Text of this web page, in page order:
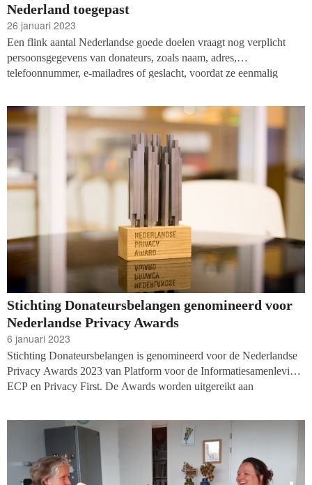
Nederland toegepast
26 januari 2023
Een flink aantal Nederlandse goede doelen vraagt nog verplicht
persoonsgegevens van donateurs, zoals naam, adres,
telefoonnummer, e-mailadres of geslacht, voordat ze eenmalig
Donateursbelangen naar 285 online donatiemodules. Bij 208 van
deze modules (73 procent) kan niet anoniem eenmalig geld
gedoneerd worden.
Stichting Donateursbelangen genomineerd voor
Nederlandse Privacy Awards
6 januari 2023
Stichting Donateursbelangen is genomineerd voor de Nederlandse
Privacy Awards 2023 van Platform voor de Informatiesamenleving
ECP en Privacy First. De Awards worden uitgereikt aan
norm te maken.’ De uitreiking vindt plaats op 25 januari.